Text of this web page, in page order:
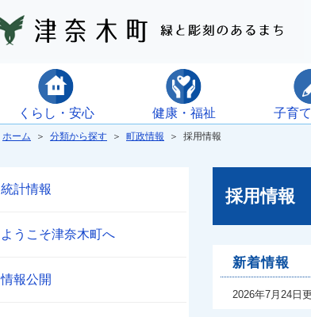
くらし・安心 健康・福祉 子育
ホーム ＞ 分類から探す ＞ 町政情報 ＞ 採用情報
採用情報
新着情報
2026年7月24日
統計情報
ようこそ津奈木町へ
情報公開